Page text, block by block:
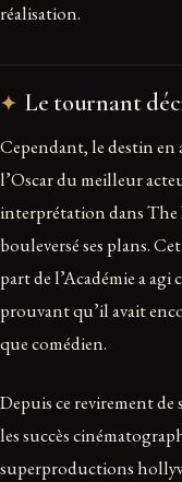
réalisation.
Le tournant
Cependant, le destin en
l’Oscar du meilleur
interprétation dans
bouleversé ses plans.
part de l’Académie a
prouvant qu’il avait
que comédien.
Depuis ce revirement
les succès
superproductions